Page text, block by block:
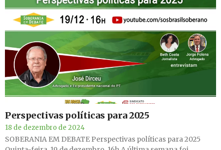
Perspectivas políticas para 2025
18 de dezembro de 2024
SOBERANIA EM DEBATE Perspectivas políticas para 2025